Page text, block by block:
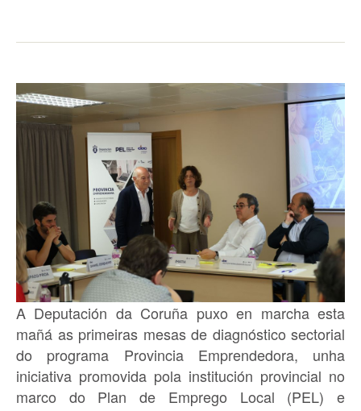
A Deputación da Coruña puxo en marcha esta
mañá as primeiras mesas de diagnóstico sectorial
do programa Provincia Emprendedora, unha
iniciativa promovida pola institución provincial no
marco do Plan de Emprego Local (PEL) e